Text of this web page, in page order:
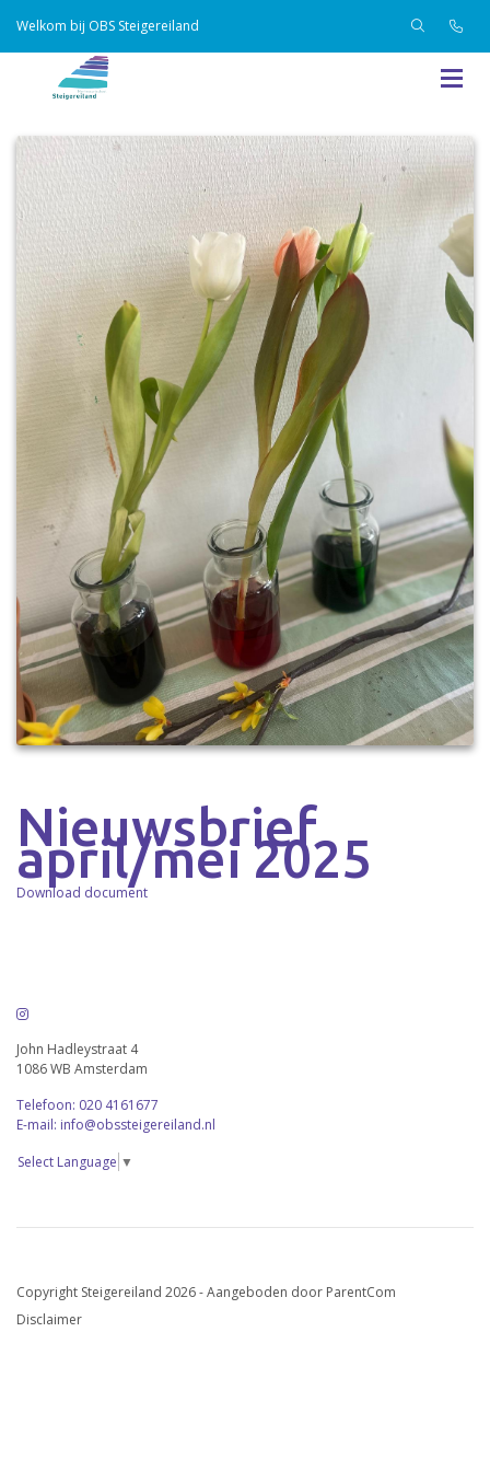
Welkom bij OBS Steigereiland
Nieuwsbrief
april/mei 2025
Download document
John Hadleystraat 4
1086 WB Amsterdam
Telefoon: 020 4161677
E-mail: info@obssteigereiland.nl
Select Language ▼
Copyright Steigereiland 2026 - Aangeboden door ParentCom
Disclaimer